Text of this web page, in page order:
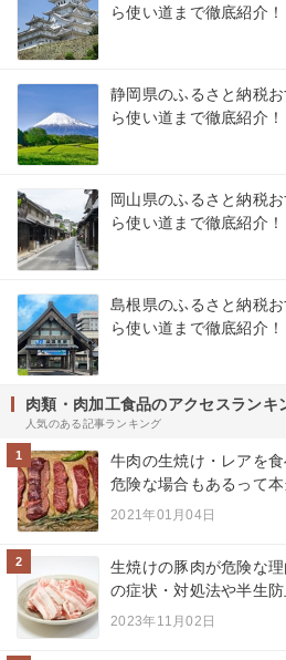
ら使い道まで徹底紹介！
静岡県のふるさと納税
ら使い道まで徹底紹介！
岡山県のふるさと納税
ら使い道まで徹底紹介！
島根県のふるさと納税
ら使い道まで徹底紹介！
肉類・肉加工食品のアクセスランキ
人気のある記事ランキング
1
牛肉の生焼け・レアを
危険な場合もあるって本
2021年01月04日
2
生焼けの豚肉が危険な
の症状・対処法や半生防
2023年11月02日